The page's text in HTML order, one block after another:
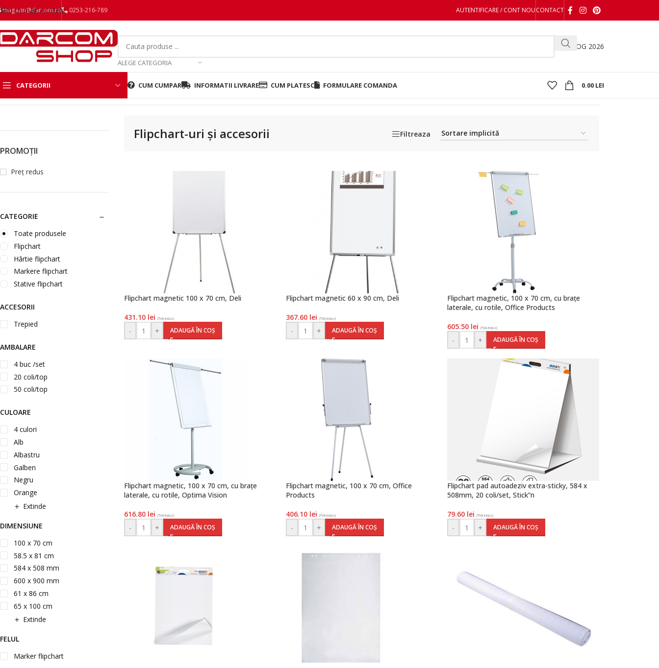
Skip to main content
magazin@darcom.ro 0253-216-789 AUTENTIFICARE / CONT NOUCONTACT
ALEGE CATEGORIA
CATALOG 2026
CATEGORII CUM CUMPAR INFORMATII LIVRARE CUM PLATESC FORMULARE COMANDA 0.00 LEI
Prima pagină Flipchart-uri și accesorii Afișez 1 - 32 din 35 de rezultate
PROMOȚII
Preț redus
CATEGORIE
Toate produsele
Flipchart
Hârtie flipchart
Markere flipchart
Stative flipchart
ACCESORII
Trepied
AMBALARE
4 buc /set
20 coli/top
50 coli/top
CULOARE
4 culori
Alb
Albastru
Galben
Negru
Orange
Extinde
DIMENSIUNE
100 x 70 cm
58.5 x 81 cm
584 x 508 mm
600 x 900 mm
61 x 86 cm
65 x 100 cm
Extinde
FELUL
Marker flipchart
Flipchart-uri și accesorii Filtreaza
Flipchart magnetic 100 x 70 cm, Deli
431.10 lei (TVA inclus)
- + ADAUGĂ ÎN COȘ
Flipchart magnetic 60 x 90 cm, Deli
367.60 lei (TVA inclus)
- + ADAUGĂ ÎN COȘ
Flipchart magnetic, 100 x 70 cm, cu brațe
laterale, cu rotile, Office Products
605.50 lei (TVA inclus)
- + ADAUGĂ ÎN COȘ
Flipchart magnetic, 100 x 70 cm, cu brațe
laterale, cu rotile, Optima Vision
616.80 lei (TVA inclus)
- + ADAUGĂ ÎN COȘ
Flipchart magnetic, 100 x 70 cm, Office
Products
406.10 lei (TVA inclus)
- + ADAUGĂ ÎN COȘ
Flipchart pad autoadeziv extra-sticky, 584 x
508mm, 20 coli/set, Stick”n
79.60 lei (TVA inclus)
- + ADAUGĂ ÎN COȘ